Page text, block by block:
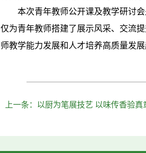
本次青年教师公开课及教学研讨
仅为青年教师搭建了展示风采、交流
师教学能力发展和人才培养高质量发
上一条： 以厨为笔展技艺 以味传香验